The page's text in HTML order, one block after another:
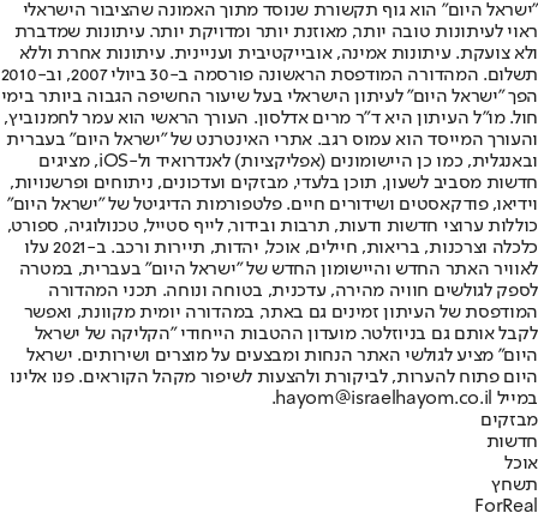
"ישראל היום" הוא גוף תקשורת שנוסד מתוך האמונה שהציבור הישראלי
ראוי לעיתונות טובה יותר, מאוזנת יותר ומדויקת יותר. עיתונות שמדברת
ולא צועקת. עיתונות אמינה, אובייקטיבית ועניינית. עיתונות אחרת וללא
תשלום. המהדורה המודפסת הראשונה פורסמה ב-30 ביולי 2007, וב-2010
הפך "ישראל היום" לעיתון הישראלי בעל שיעור החשיפה הגבוה ביותר בימי
חול. מו"ל העיתון היא ד"ר מרים אדלסון. העורך הראשי הוא עמר לחמנוביץ,
והעורך המייסד הוא עמוס רגב. אתרי האינטרנט של "ישראל היום" בעברית
ובאנגלית, כמו כן היישומונים (אפליקציות) לאנדרואיד ול-iOS, מציגים
חדשות מסביב לשעון, תוכן בלעדי, מבזקים ועדכונים, ניתוחים ופרשנויות,
וידיאו, פודקאסטים ושידורים חיים. פלטפורמות הדיגיטל של "ישראל היום"
כוללות ערוצי חדשות ודעות, תרבות ובידור, לייף סטייל, טכנולוגיה, ספורט,
כלכלה וצרכנות, בריאות, חיילים, אוכל, יהדות, תיירות ורכב. ב-2021 עלו
לאוויר האתר החדש והיישומון החדש של "ישראל היום" בעברית, במטרה
לספק לגולשים חוויה מהירה, עדכנית, בטוחה ונוחה. תכני המהדורה
המודפסת של העיתון זמינים גם באתר, במהדורה יומית מקוונת, ואפשר
לקבל אותם גם בניוזלטר. מועדון ההטבות הייחודי "הקליקה של ישראל
היום" מציע לגולשי האתר הנחות ומבצעים על מוצרים ושירותים. ישראל
היום פתוח להערות, לביקורת ולהצעות לשיפור מקהל הקוראים. פנו אלינו
במייל hayom@israelhayom.co.il.
מבזקים
חדשות
אוכל
תשחץ
ForReal